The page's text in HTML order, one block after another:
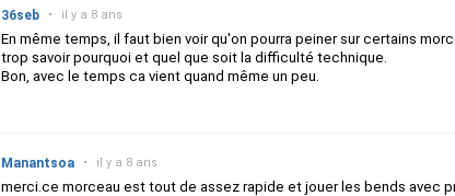
36seb • il y a 8 ans
En même temps, il faut bien voir qu'on pourra peiner sur certains
trop savoir pourquoi et quel que soit la difficulté technique.
Bon, avec le temps ca vient quand même un peu.
Manantsoa • il y a 8 ans
merci.ce morceau est tout de assez rapide et jouer les bends avec